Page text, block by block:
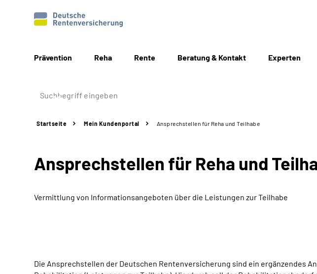
Prävention Reha Rente Beratung & Kontakt Experten
Startseite Mein Kundenportal Ansprechstellen für Reha und Teilhabe
Ansprechstellen für Reha und
Vermittlung von Informationsangeboten über die Leistungen zur Teilhabe
Die Ansprechstellen der Deutschen Rentenversicherung sind ein ergänzendes